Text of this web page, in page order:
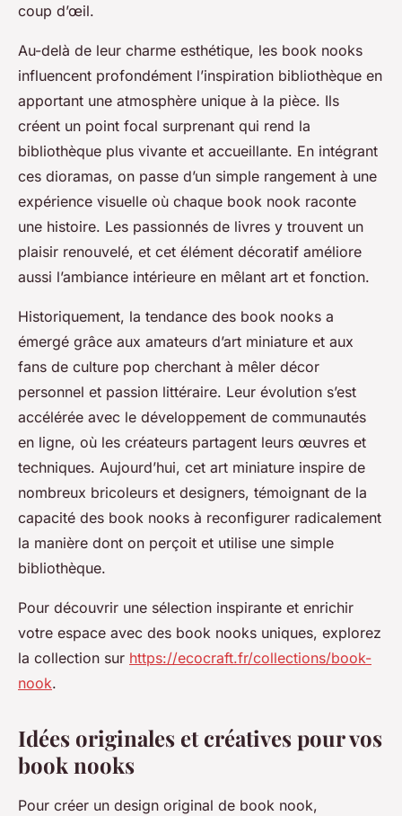
coup d’œil.
Au-delà de leur charme esthétique, les book nooks
influencent profondément l’inspiration bibliothèque en
apportant une atmosphère unique à la pièce. Ils
créent un point focal surprenant qui rend la
bibliothèque plus vivante et accueillante. En intégrant
ces dioramas, on passe d’un simple rangement à une
expérience visuelle où chaque book nook raconte
une histoire. Les passionnés de livres y trouvent un
plaisir renouvelé, et cet élément décoratif améliore
aussi l’ambiance intérieure en mêlant art et fonction.
Historiquement, la tendance des book nooks a
émergé grâce aux amateurs d’art miniature et aux
fans de culture pop cherchant à mêler décor
personnel et passion littéraire. Leur évolution s’est
accélérée avec le développement de communautés
en ligne, où les créateurs partagent leurs œuvres et
techniques. Aujourd’hui, cet art miniature inspire de
nombreux bricoleurs et designers, témoignant de la
capacité des book nooks à reconfigurer radicalement
la manière dont on perçoit et utilise une simple
bibliothèque.
Pour découvrir une sélection inspirante et enrichir
votre espace avec des book nooks uniques, explorez
la collection sur https://ecocraft.fr/collections/book-
nook.
Idées originales et créatives pour vos
book nooks
Pour créer un design original de book nook,